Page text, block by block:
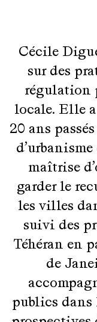
Cécile
sur des
régulation
locale. Elle
20 ans
maîtrise
garder le
les villes
suivi des
Téhéran en
de
publics dans